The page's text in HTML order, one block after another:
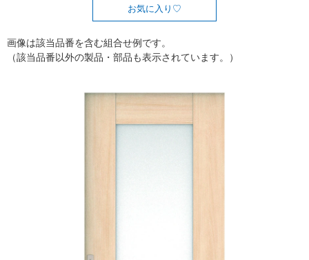
お気に入り
画像は該当品番を含む組合せ例です。
（該当品番以外の製品・部品も表示されています。）